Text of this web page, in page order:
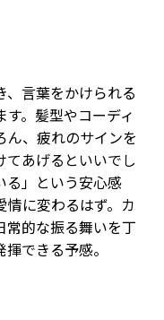
言葉をかけられる
。髪型やコーディ
ん、疲れのサインを
あげるといいでし
る」という安心感
に変わるはず。カ
常的な振る舞いを丁
できる予感。